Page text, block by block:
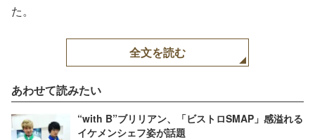
た。
全文を読む
あわせて読みたい
“with B”ブリリアン、「ビストロSMAP」感溢れる
イケメンシェフ姿が話題